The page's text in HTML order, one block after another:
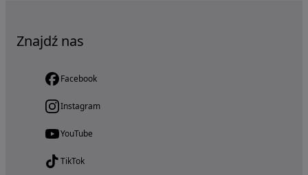
Znajdź nas
Facebook
Instagram
YouTube
TikTok